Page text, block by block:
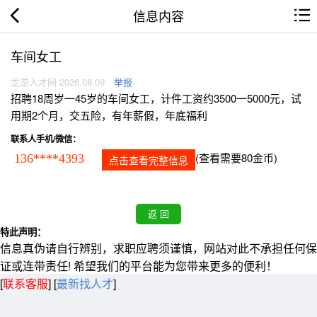
信息内容
车间女工
龙游人才网 2026.08.09 举报
招聘18周岁一45岁的车间女工，计件工资约3500一5000元，试
用期2个月，交五险，有年薪假，年底福利
联系人手机/微信：
136****4393 点击查看完整信息 (查看需要80金币)
特此声明：
信息真伪请自行辨别，求职应聘须谨慎，网站对此不承担任何保
证或连带责任! 希望我们的平台能为您带来更多的便利！
[联系客服] [最新找人才]